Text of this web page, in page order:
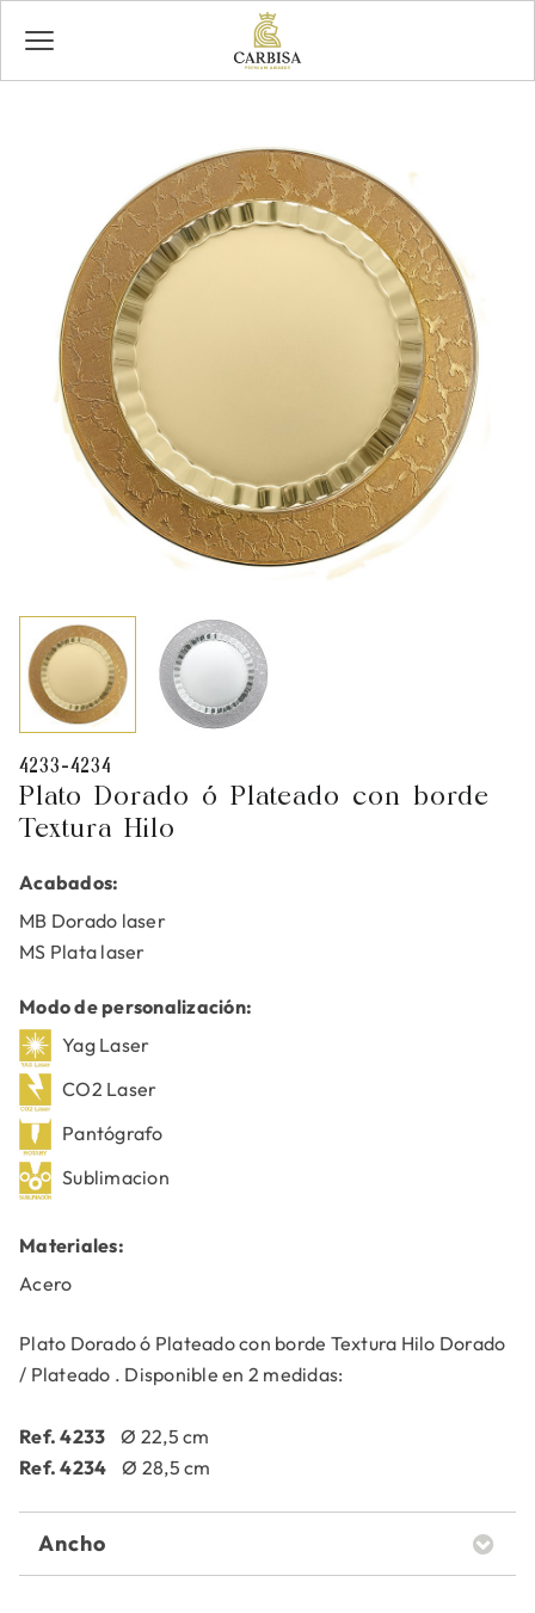
4233-4234
Plato Dorado ó Plateado con borde
Textura Hilo
Acabados:
MB Dorado laser
MS Plata laser
Modo de personalización:
Yag Laser
CO2 Laser
Pantógrafo
Sublimacion
Materiales:
Acero
Plato Dorado ó Plateado con borde Textura Hilo Dorado
/ Plateado . Disponible en 2 medidas:
Ref. 4233
Ø 22,5 cm
Ref. 4234
Ø 28,5 cm
Ancho